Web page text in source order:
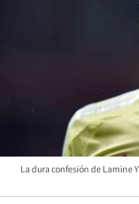
La dura confesión de Lamine